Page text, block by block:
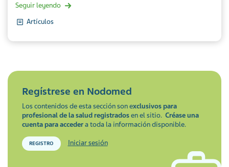
Seguir leyendo
Artículos
Regístrese en Nodomed
Los contenidos de esta sección son exclusivos para
profesional de la salud registradosen el sitio. Créase una
cuenta para accedera toda la información disponible.
REGISTRO Iniciar sesión